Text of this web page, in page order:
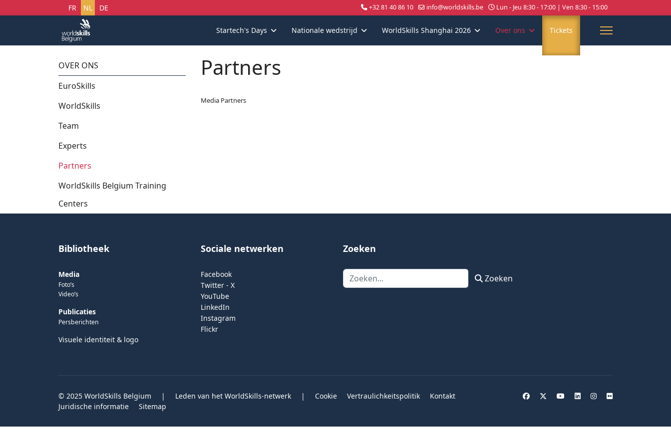
Selecteer uw taal
FR NL DE +32 81 40 86 10 info@worldskills.be Lun - Jeu 8:30 - 17:00 | Ven 8:30 - 15:00
Startech's Days Nationale wedstrijd WorldSkills Shanghai 2026 Over ons Tickets
OVER ONS
EuroSkills
WorldSkills
Team
Experts
Partners
WorldSkills Belgium Training
Centers
Partners
Media Partners
Bibliotheek
Media
Foto’s
Video’s
Publicaties
Persberichten
Visuele identiteit & logo
Sociale netwerken
Facebook
Twitter - X
YouTube
LinkedIn
Instagram
Flickr
Zoeken
Zoeken Zoeken
© 2025 WorldSkills Belgium | Leden van het WorldSkills-netwerk | Cookie Vertraulichkeitspolitik
Kontakt
Juridische informatie
Sitemap